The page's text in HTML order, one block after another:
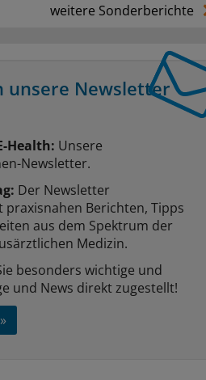
weitere Sonderberichte
unsere Newsletter
Health: Unsere
Newsletter.
Der Newsletter
praxisnahen Berichten, Tipps
aus dem Spektrum der
Medizin.
besonders wichtige und
und News direkt zugestellt!